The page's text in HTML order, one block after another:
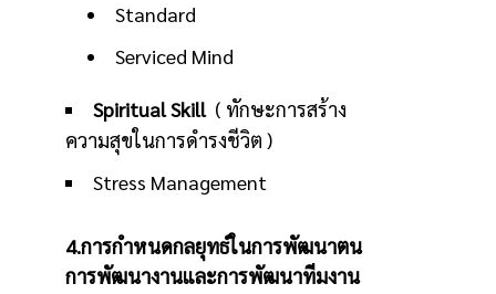
Standard
Serviced Mind
Spiritual Skill( ทักษะการสร้าง
ความสุขในการดำรงชีวิต )
Stress Management
4.การกำหนดกลยุทธ์ในการพัฒนาตน
การพัฒนางานและการพัฒนาทีมงาน